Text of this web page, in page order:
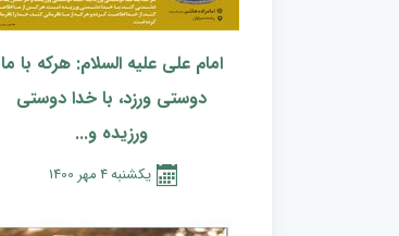
امام علی علیه السلام: هرکه با ما
دوستی ورزد، با خدا دوستی
ورزیده و...
يكشنبه4مهر 1400